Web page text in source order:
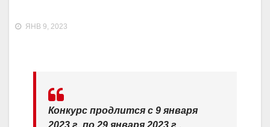
ЯНВ 9, 2023
Конкурс продлится с 9 января